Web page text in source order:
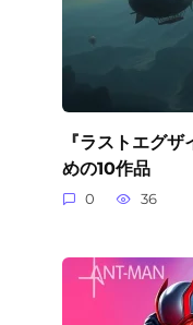
『ラストエグ
めの10作品
0 36